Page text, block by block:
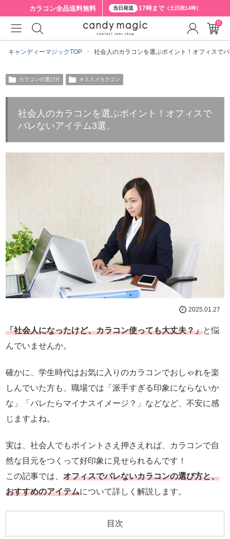
カラコン全品送料無料 当日発送 17時まで（土日祝14時）
キャンディーマジックTOP 社会人のカラコンを選ぶポイント！オフィスで
カラコンの選び方 オススメカラコン
社会人のカラコンを選ぶポイント！オフィスで
バレないアイテム3選。
2025.01.27
「社会人になったけど、カラコン使っても大丈夫？」と悩
んでいませんか。
確かに、学生時代はお気に入りのカラコンでおしゃれを楽
しんでいた方も、職場では「派手すぎる印象にならないか
な」「バレたらマイナスイメージ？」などなど、不安に感
じますよね。
実は、社会人でもポイントさえ押さえれば、カラコンで自
然な目元をつくって好印象に見せられるんです！
この記事では、 オフィスでバレないカラコンの選び方と、
おすすめのアイテムについて詳しく解説します。
目次
0